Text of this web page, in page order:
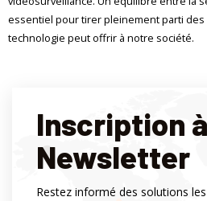
essentiel pour tirer pleinement parti des
technologie peut offrir à notre société.
Inscription
Newsletter
Restez informé des solutions